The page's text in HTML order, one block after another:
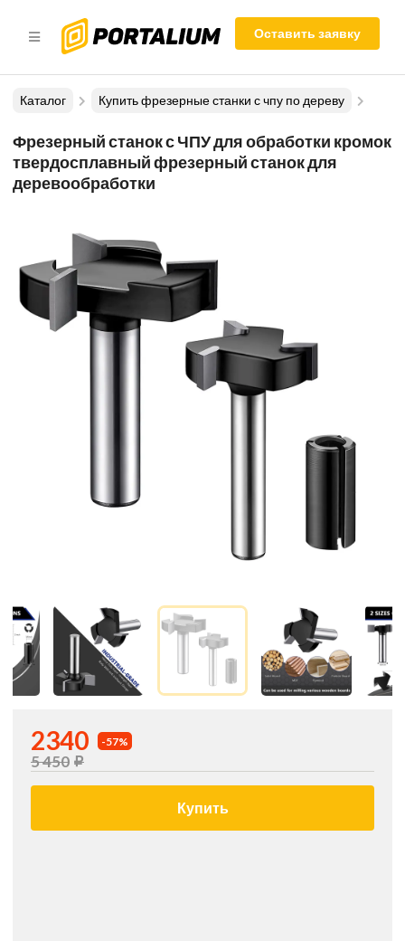
Оставить заявку
Каталог Купить фрезерные станки с чпу по дереву
Фрезерный станок с ЧПУ для обработки кромок
твердосплавный фрезерный станок для
деревообработки
2340 -57%
5 450
Купить